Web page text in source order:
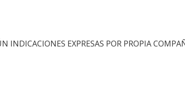
INDICACIONES EXPRESAS POR PROPIA